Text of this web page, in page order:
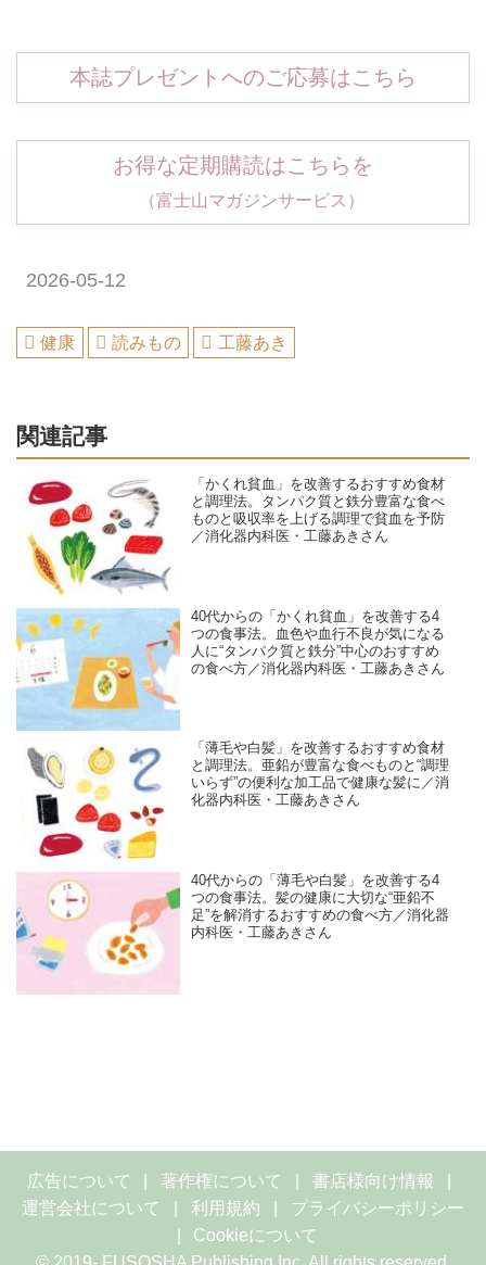
本誌プレゼントへのご応募はこちら
お得な定期購読はこちらを
（富士山マガジンサービス）
2026-05-12
健康 読みもの 工藤あき
関連記事
「かくれ貧血」を改善するおすすめ食材
と調理法。タンパク質と鉄分豊富な食べ
ものと吸収率を上げる調理で貧血を予防
／消化器内科医・工藤あきさん
40代からの「かくれ貧血」を改善する4
つの食事法。血色や血行不良が気になる
人に“タンパク質と鉄分”中心のおすすめ
の食べ方／消化器内科医・工藤あきさん
「薄毛や白髪」を改善するおすすめ食材
と調理法。亜鉛が豊富な食べものと“調理
いらず”の便利な加工品で健康な髪に／消
化器内科医・工藤あきさん
40代からの「薄毛や白髪」を改善する4
つの食事法。髪の健康に大切な“亜鉛不
足”を解消するおすすめの食べ方／消化器
内科医・工藤あきさん
広告について 著作権について
書店様向け情報
運営会社について
利用規約
プライバシーポリシー
Cookieについて